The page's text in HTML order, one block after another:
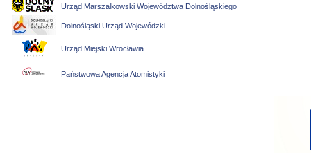
Urząd Marszałkowski Województwa Dolnośląskiego
Dolnośląski Urząd Wojewódzki
Urząd Miejski Wrocławia
Państwowa Agencja Atomistyki